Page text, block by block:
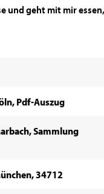
und geht mit mir
Pdf-Auszug
Sammlung
34712